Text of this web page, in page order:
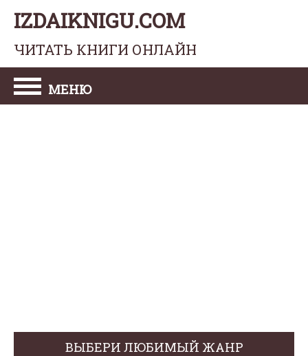
IZDAIKNIGU.COM
ЧИТАТЬ КНИГИ ОНЛАЙН
МЕНЮ
ВЫБЕРИ ЛЮБИМЫЙ ЖАНР